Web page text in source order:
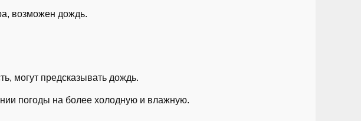
возможен дождь.
могут предсказывать дождь.
погоды на более холодную и влажную.